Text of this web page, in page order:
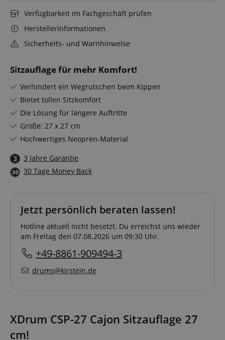
Sitzauflage für mehr Komfort!
Verhindert ein Wegrutschen beim Kippen
Bietet tollen Sitzkomfort
Die Lösung für längere Auftritte
Größe: 27 x 27 cm
Hochwertiges Neopren-Material
3 Jahre Garantie
30 Tage Money Back
Verfügbarkeit im Fachgeschäft prüfen
Herstellerinformationen
Sicherheits- und Warnhinweise
Jetzt persönlich beraten lassen!
Hotline aktuell nicht besetzt. Du erreichst uns wieder
am Freitag den 07.08.2026 um 09:30 Uhr.
+49-8861-909494-3
drums@kirstein.de
XDrum CSP-27 Cajon Sitzauflage 27
cm!